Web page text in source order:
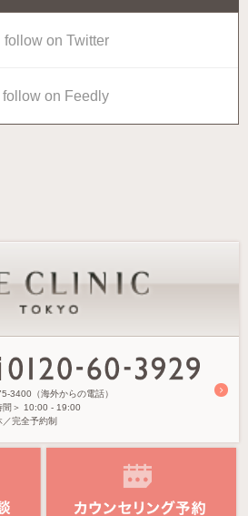
follow on Twitter
follow on Feedly
3400（海外からの電話）
間＞ 10:00 - 19:00
／完全予約制